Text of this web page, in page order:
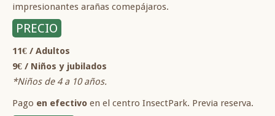
impresionantes arañas comepájaros.
PRECIO
11€ / Adultos
9€ / Niños y jubilados
*Niños de 4 a 10 años.
Pago en efectivo en el centro InsectPark. Previa reserva.